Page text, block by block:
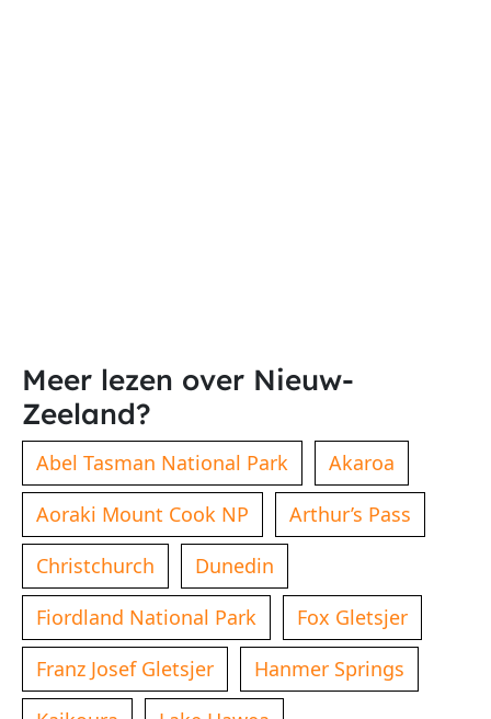
Meer lezen over Nieuw-
Zeeland?
Abel Tasman National Park
Akaroa
Aoraki Mount Cook NP
Arthur’s Pass
Christchurch
Dunedin
Fiordland National Park
Fox Gletsjer
Franz Josef Gletsjer
Hanmer Springs